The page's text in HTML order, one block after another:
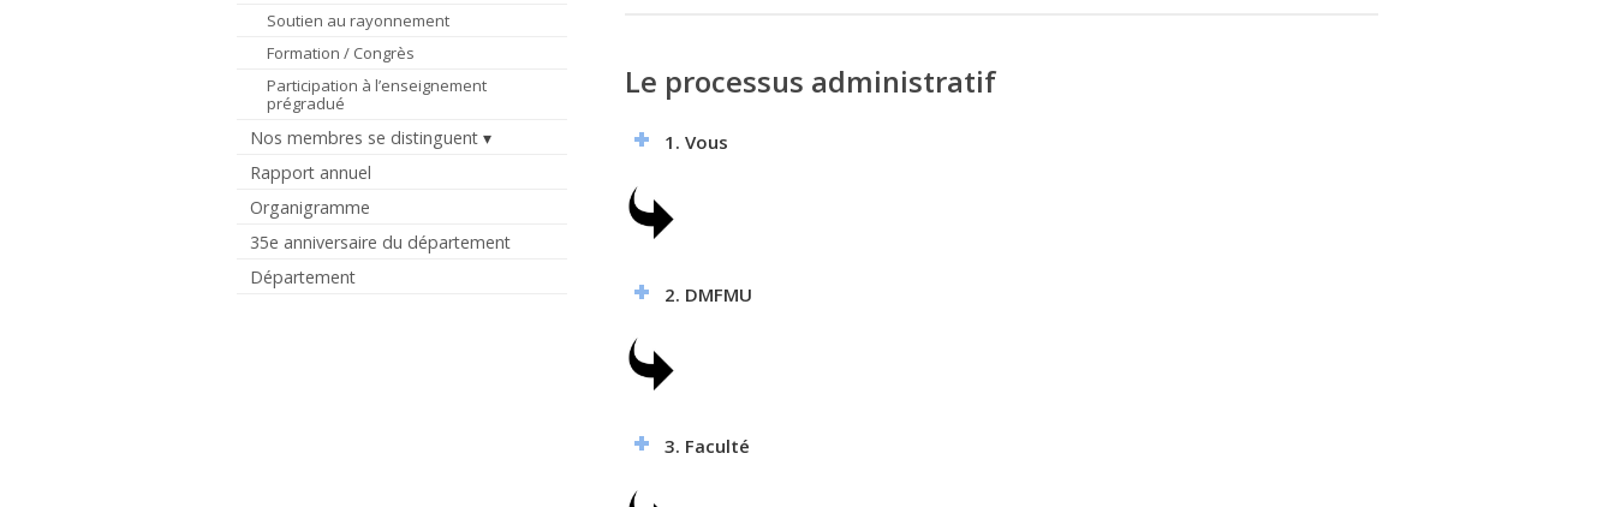
Soutien au rayonnement
Formation / Congrès
Participation à l’enseignement
prégradué
Nos membres se distinguent
Rapport annuel
Organigramme
35e anniversaire du département
Département
Le processus administratif
1. Vous
2. DMFMU
3. Faculté